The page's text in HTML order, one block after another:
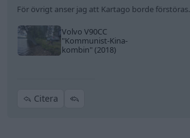
För övrigt anser jag att Kartago borde förstöras.
Volvo V90CC
"Kommunist-Kina-
kombin"(2018)
Citera